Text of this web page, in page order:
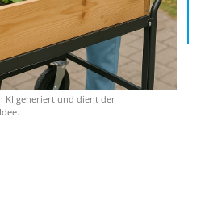
KI generiert und dient der